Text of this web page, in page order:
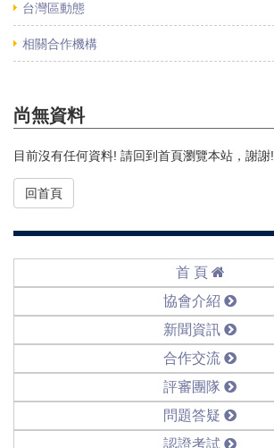
台灣區動態
相關合作機構
尚無資料
目前沒有任何資料! 請回到首頁瀏覽本站，謝謝!
回首頁
首 頁
協會介紹
新聞資訊
合作交流
評審團隊
問題答疑
認證考試